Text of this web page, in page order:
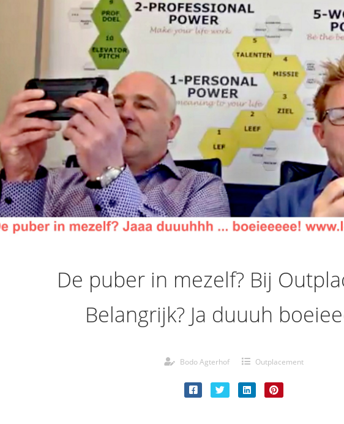
De puber in mezelf? Bij
Belangrijk? Ja duuuh
Bodo Agterhof Outplacement